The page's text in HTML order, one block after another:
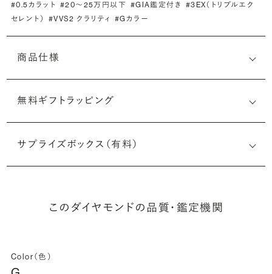
#0.5カラット #20〜25万円以下 #GIA鑑定付き
#3EX（トリプルエク
セレント）
#VVS2 クラリティ #Gカラー
商品仕様
無料ギフトラッピング
サプライズボックス（有料）
このダイヤモンドの品質・鑑定機関
Color（色）